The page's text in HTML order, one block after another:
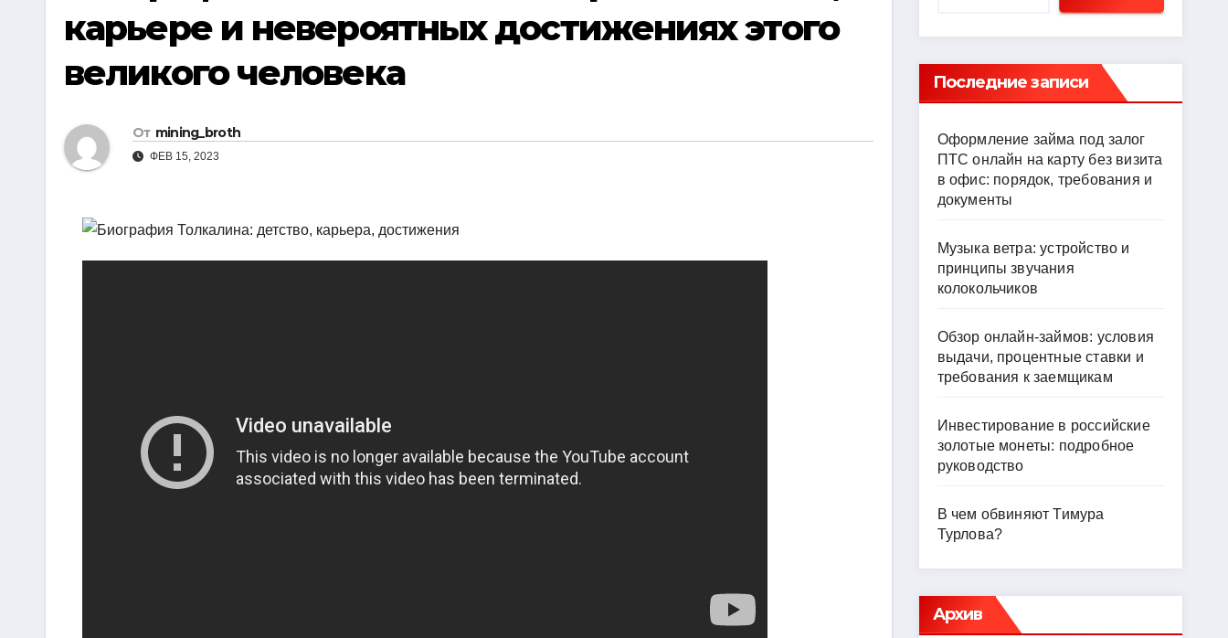
карьере и невероятных достижениях этого
великого человека
От mining_broth
ФЕВ 15, 2023
Последние записи
Оформление займа под залог
ПТС онлайн на карту без визита
в офис: порядок, требования и
документы
Музыка ветра: устройство и
принципы звучания
колокольчиков
Обзор онлайн-займов: условия
выдачи, процентные ставки и
требования к заемщикам
Инвестирование в российские
золотые монеты: подробное
руководство
В чем обвиняют Тимура
Турлова?
Архив